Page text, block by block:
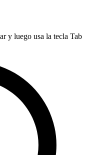
y luego usa la tecla Tab